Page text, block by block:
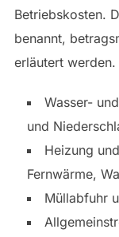
Betriebskosten.
benannt,
erläutert
Wasser-
und
Heizung
Fernwärme,
Müllabfuhr